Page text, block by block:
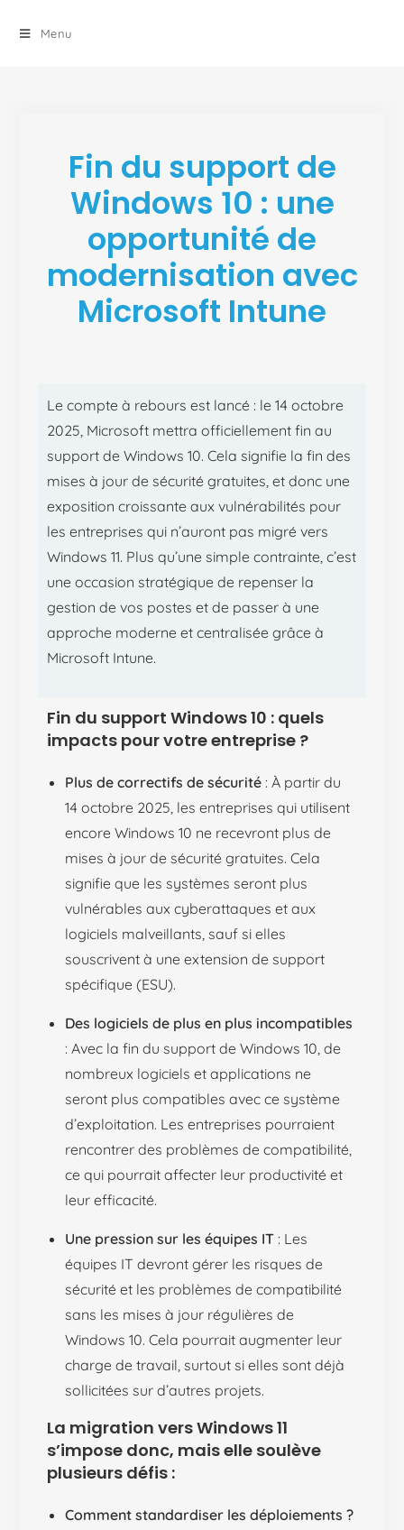
Menu
Fin du support de
Windows 10 : une
opportunité de
modernisation avec
Microsoft Intune
Le compte à rebours est lancé : le 14 octobre
2025, Microsoft mettra officiellement fin au
support de Windows 10. Cela signifie la fin des
mises à jour de sécurité gratuites, et donc une
exposition croissante aux vulnérabilités pour
les entreprises qui n’auront pas migré vers
Windows 11. Plus qu’une simple contrainte, c’est
une occasion stratégique de repenser la
gestion de vos postes et de passer à une
approche moderne et centralisée grâce à
Microsoft Intune.
Fin du support Windows 10 : quels
impacts pour votre entreprise ?
Plus de correctifs de sécurité : À partir du
14 octobre 2025, les entreprises qui utilisent
encore Windows 10 ne recevront plus de
mises à jour de sécurité gratuites. Cela
signifie que les systèmes seront plus
vulnérables aux cyberattaques et aux
logiciels malveillants, sauf si elles
souscrivent à une extension de support
spécifique (ESU).
Des logiciels de plus en plus incompatibles
: Avec la fin du support de Windows 10, de
nombreux logiciels et applications ne
seront plus compatibles avec ce système
d’exploitation. Les entreprises pourraient
rencontrer des problèmes de compatibilité,
ce qui pourrait affecter leur productivité et
leur efficacité.
Une pression sur les équipes IT : Les
équipes IT devront gérer les risques de
sécurité et les problèmes de compatibilité
sans les mises à jour régulières de
Windows 10. Cela pourrait augmenter leur
charge de travail, surtout si elles sont déjà
sollicitées sur d’autres projets.
La migration vers Windows 11
s’impose donc, mais elle soulève
plusieurs défis :
Comment standardiser les déploiements ?